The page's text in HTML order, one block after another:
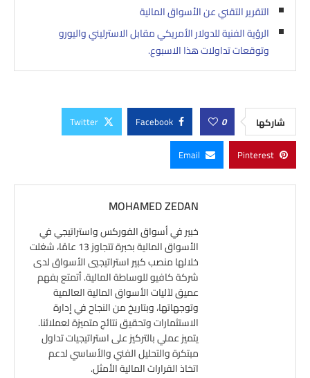
التقرير التقني عن الأسواق المالية
الرؤية الفنية للدولار الأمريكي مقابل الاسترليني واليورو
وتوقعات تداولات هذا الاسبوع.
شاركها 0
Facebook
Twitter
Pinterest
Email
MOHAMED ZEDAN
خبير في أسواق الفوركس واستراتيجي في
الأسواق المالية بخبرة تتجاوز 13 عامًا، شغلت
خلالها منصب كبير استراتيجيي الأسواق لدى
شركة كافيو للوساطة المالية. أتمتع بفهم
عميق لآليات الأسواق المالية العالمية
وتوجهاتها، وبتاريخ من النجاح في إدارة
الاستثمارات وتحقيق نتائج متميزة لعملائنا.
يتميز عملي بالتركيز على استراتيجيات تداول
مبتكرة والتحليل الفني والأساسي لدعم
اتخاذ القرارات المالية الأمثل.